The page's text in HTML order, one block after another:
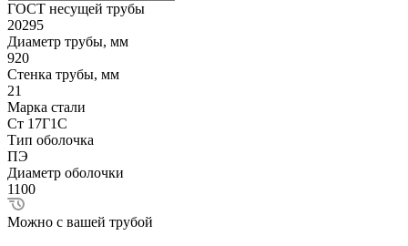
ГОСТ несущей трубы
20295
Диаметр трубы, мм
920
Стенка трубы, мм
21
Марка стали
Ст 17Г1С
Тип оболочка
ПЭ
Диаметр оболочки
1100
Можно с вашей трубой